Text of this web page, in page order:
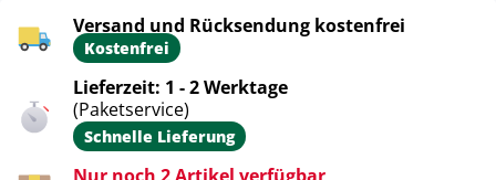
Versand und Rücksendung kostenfrei
Kostenfrei
Lieferzeit: 1 - 2 Werktage
(Paketservice)
Schnelle Lieferung